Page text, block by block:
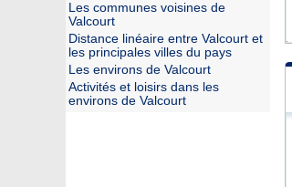
Les communes voisines de
Valcourt
Distance linéaire entre Valcourt et
les principales villes du pays
Les environs de Valcourt
Activités et loisirs dans les
environs de Valcourt